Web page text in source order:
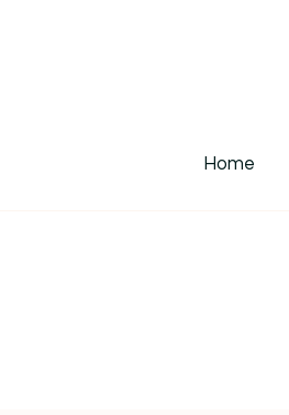
Home